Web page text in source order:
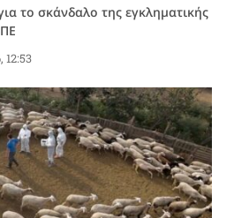
το σκάνδαλο της εγκληματικής
12:53